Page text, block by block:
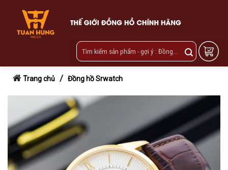
content
Trang chủ / Đồng hồ Srwatch